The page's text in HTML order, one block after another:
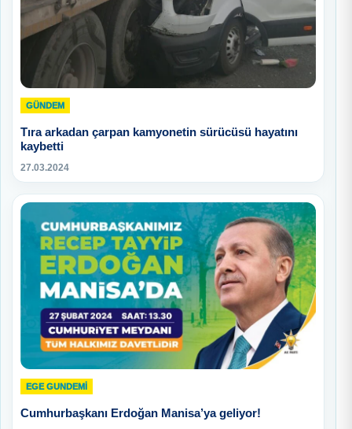
GÜNDEM
Tıra arkadan çarpan kamyonetin sürücüsü hayatını
kaybetti
27.03.2024
EGE GUNDEMİ
Cumhurbaşkanı Erdoğan Manisa’ya geliyor!